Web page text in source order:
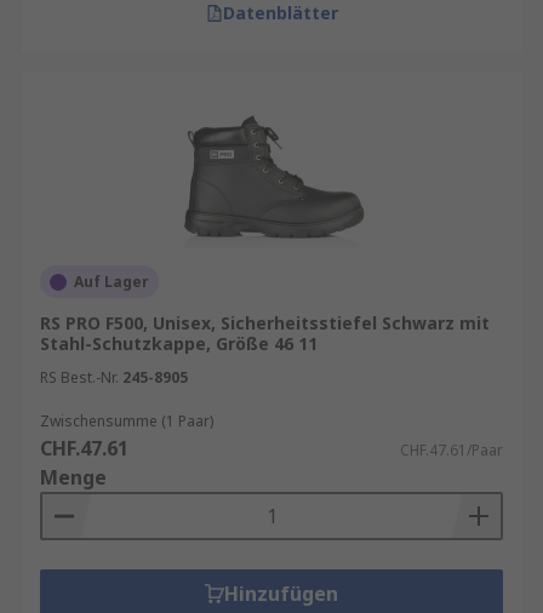
Datenblätter
Auf Lager
RS PRO F500, Unisex, Sicherheitsstiefel Schwarz mit
Stahl-Schutzkappe, Größe 46 11
RS Best.-Nr. 245-8905
Zwischensumme (1 Paar)
CHF.47.61 CHF.47.61/Paar
Menge
Hinzufügen